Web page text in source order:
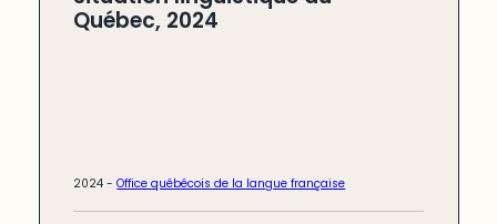
Québec, 2024
2024 -Office québécois de la langue française